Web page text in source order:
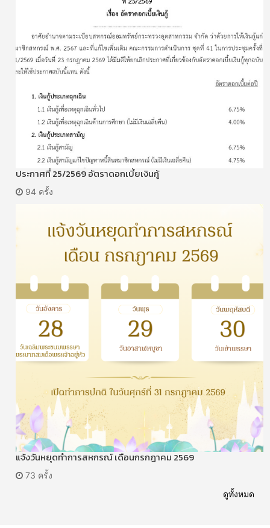
ประกาศที่ 25/2569 อัตราดอกเบี้ยเงินกู้
94 ครั้ง
แจ้งวันหยุดทำการสหกรณ์ เดือนกรกฎาคม 2569
73 ครั้ง
ดูทั้งหมด